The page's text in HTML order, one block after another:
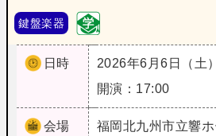
鍵盤楽器
日時
2026年6月6日（土）
開演：17:00
会場 福岡北九州市立響